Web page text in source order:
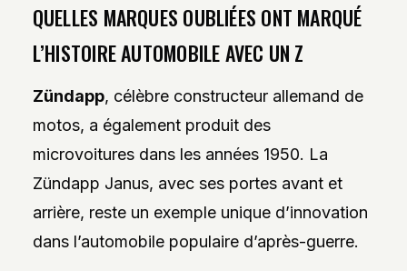
QUELLES MARQUES OUBLIÉES ONT MARQUÉ
L’HISTOIRE AUTOMOBILE AVEC UN Z
Zündapp, célèbre constructeur allemand de
motos, a également produit des
microvoitures dans les années 1950. La
Zündapp Janus, avec ses portes avant et
arrière, reste un exemple unique d’innovation
dans l’automobile populaire d’après-guerre.